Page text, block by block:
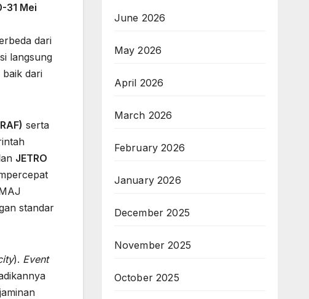
31 Mei
dari
langsung
baik dari
serta
JETRO
standar
). Event
June 2026
May 2026
April 2026
March 2026
February 2026
January 2026
December 2025
November 2025
October 2025